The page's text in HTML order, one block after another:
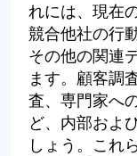
れには、現在
競合他社の行
その他の関連
ます。顧客調
査、専門家へ
ど、内部およ
しょう。これ